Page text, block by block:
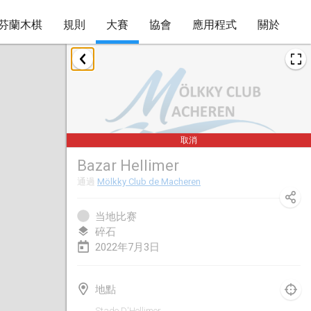
蘭木棋 規則 大賽 協會 應用程式 關於
取消
Bazar Hellimer
通過 Mölkky Club de Macheren
当地比赛
碎石
2022年7月3日
地點
2022年1月
Tournoi Mixte ASPTTOM
2022年1月22日|法國
KKS Halli Duppeli
2022年1月22日|
2022年1月22日
Suomelan Mölkky-open
The Mölkky Tournament 2nd